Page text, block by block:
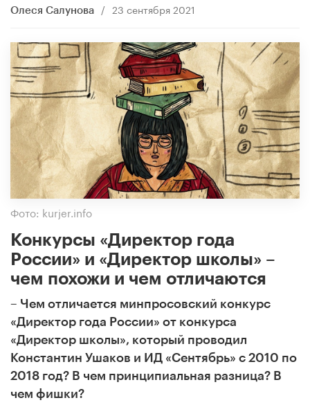
Олеся Салунова / 23 сентября 2021
Фото: kurjer.info
Конкурсы «Директор года
России» и «Директор школы» –
чем похожи и чем отличаются
– Чем отличается минпросовский конкурс
«Директор года России» от конкурса
«Директор школы», который проводил
Константин Ушаков и ИД «Сентябрь» с 2010 по
2018 год? В чем принципиальная разница? В
чем фишки?